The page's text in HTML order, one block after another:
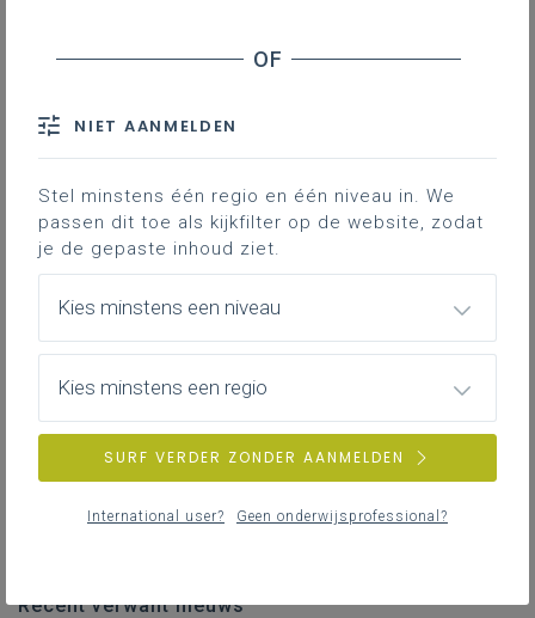
Nieuwsoverzicht
Grieks - 2de graad - D-finaliteit
Latijn - 2de graad - D-finaliteit
Basisoptie klassieke talen
Latijn S - 3de graad - D-finaliteit
Recent verwant nieuws
NIET AANMELDEN
Stel minstens één regio en één niveau in. We
passen dit toe als kijkfilter op de website, zodat
je de gepaste inhoud ziet.
Kies minstens een niveau
Kies minstens een regio
SURF VERDER ZONDER AANMELDEN
International user? Geen onderwijsprofessional?